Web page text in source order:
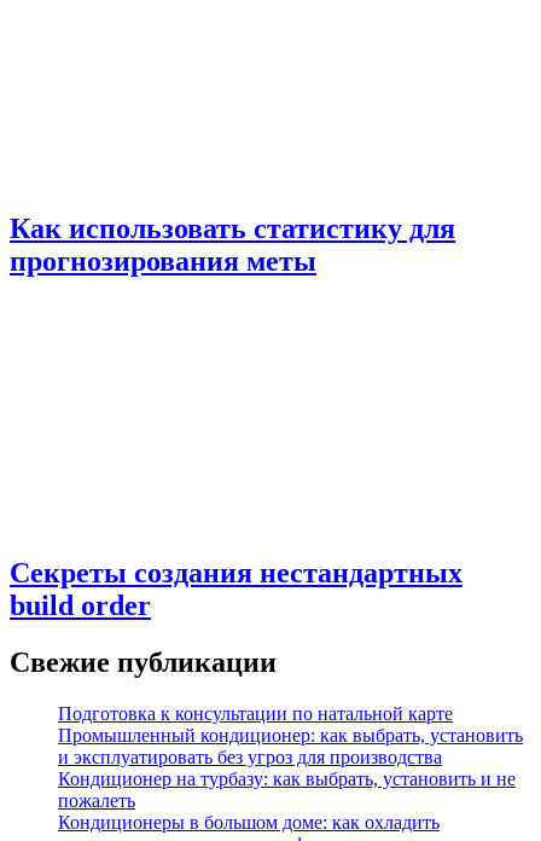
Как использовать статистику для
прогнозирования меты
Секреты создания нестандартных
build order
Свежие публикации
Подготовка к консультации по натальной карте
Промышленный кондиционер: как выбрать, установить
и эксплуатировать без угроз для производства
Кондиционер на турбазу: как выбрать, установить и не
пожалеть
Кондиционеры в большом доме: как охладить